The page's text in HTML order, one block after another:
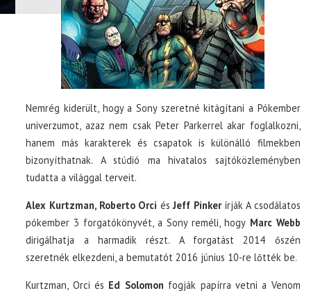
Nemrég kiderült, hogy a Sony szeretné kitágítani a Pókember
univerzumot, azaz nem csak Peter Parkerrel akar foglalkozni,
hanem más karakterek és csapatok is különálló filmekben
bizonyíthatnak. A stúdió ma hivatalos sajtóközleményben
tudatta a világgal terveit.
Alex Kurtzman, Roberto Orci ésJeff Pinkerírják A csodálatos
pókember 3 forgatókönyvét, a Sony reméli, hogy Marc Webb
dirigálhatja a harmadik részt. A forgatást 2014 őszén
szeretnék elkezdeni, a bemutatót 2016 június 10-re lőtték be.
Kurtzman, Orci és Ed Solomon fogják papírra vetni a Venom